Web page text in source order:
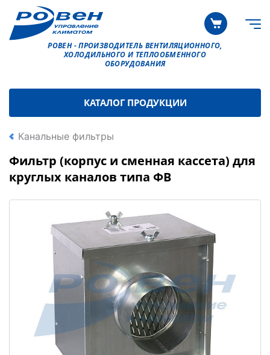
РОВЕН - ПРОИЗВОДИТЕЛЬ ВЕНТИЛЯЦИОННОГО,
ХОЛОДИЛЬНОГО И ТЕПЛООБМЕННОГО
ОБОРУДОВАНИЯ
КАТАЛОГ ПРОДУКЦИИ
Канальные фильтры
Фильтр (корпус и сменная кассета) для
круглых каналов типа ФВ